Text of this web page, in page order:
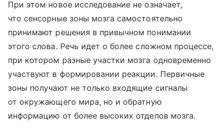
При этом новое исследование не означает,
что сенсорные зоны мозга самостоятельно
принимают решения в привычном понимании
этого слова. Речь идет о более сложном процессе,
при котором разные участки мозга одновременно
участвуют в формировании реакции. Первичные
зоны получают не только входящие сигналы
от окружающего мира, но и обратную
информацию от более высоких отделов мозга.